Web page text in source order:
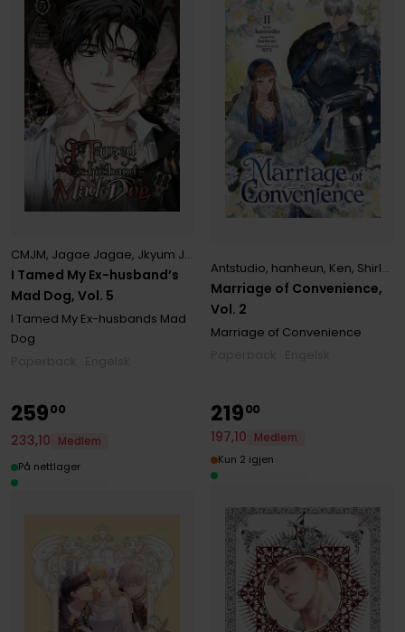
I Tamed My Ex-husband’s
Mad Dog, Vol. 5
CMJM, Jagae Jagae, Jkyum Jkyum
I Tamed My Ex-husbands Mad
Dog
Marriage of Convenience,
Vol. 2
Antstudio, hanheun, Ken, Shirley Chen
Marriage of Convenience
25900
233,10
Medlem
På nettlager
21900
197,10
Medlem
Kun 2 igjen